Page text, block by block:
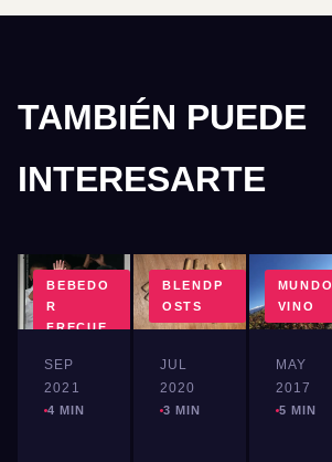
TAMBIÉN PUEDE
INTERESARTE
BEBEDO
R
FRECUE
SEP
2021
4 MIN
BLENDP
OSTS
JUL
2020
3 MIN
MUNDO
VINO
MAY
2017
5 MIN